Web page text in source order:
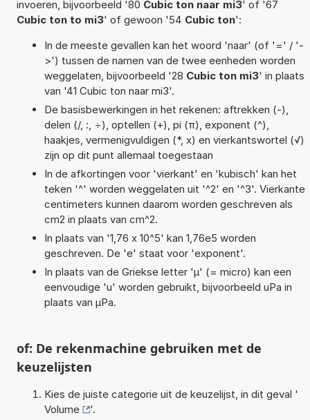
invoeren, bijvoorbeeld '80 Cubic ton naar mi3' of '67
Cubic ton to mi3' of gewoon '54 Cubic ton':
In de meeste gevallen kan het woord 'naar' (of '=' / '-
>') tussen de namen van de twee eenheden worden
weggelaten, bijvoorbeeld '28 Cubic ton mi3' in plaats
van '41 Cubic ton naar mi3'.
De basisbewerkingen in het rekenen: aftrekken (-),
delen (/, :, ÷), optellen (+), pi (π), exponent (^),
haakjes, vermenigvuldigen (*, x) en vierkantswortel (√)
zijn op dit punt allemaal toegestaan
In de afkortingen voor 'vierkant' en 'kubisch' kan het
teken '^' worden weggelaten uit '^2' en '^3'. Vierkante
centimeters kunnen daarom worden geschreven als
cm2 in plaats van cm^2.
In plaats van '1,76 x 10^5' kan 1,76e5 worden
geschreven. De 'e' staat voor 'exponent'.
In plaats van de Griekse letter 'µ' (= micro) kan een
eenvoudige 'u' worden gebruikt, bijvoorbeeld uPa in
plaats van µPa.
of: De rekenmachine gebruiken met de
keuzelijsten
Kies de juiste categorie uit de keuzelijst, in dit geval '
Volume
'.